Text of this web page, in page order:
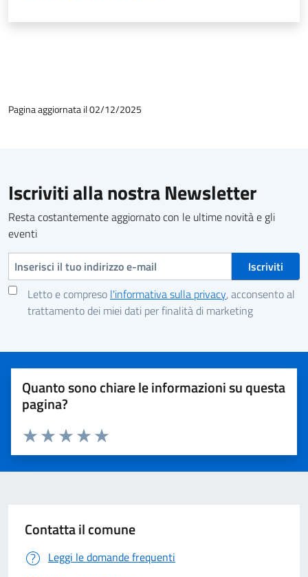
Pagina aggiornata il 02/12/2025
Iscriviti alla nostra Newsletter
Resta costantemente aggiornato con le ultime novità e gli
eventi
Indirizzo e-mail
Letto e compreso l'informativa sulla privacy, acconsento al
trattamento dei miei dati per finalità di marketing
Quanto sono chiare le informazioni su questa
pagina?
Valuta 5 stelle su 5
Valuta 4 stelle su 5
Valuta 3 stelle su 5
Valuta 2 stelle su 5
Valuta 1 stelle su 5
Contatta il comune
Leggi le domande frequenti